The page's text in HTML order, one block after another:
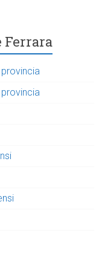
Ferrara